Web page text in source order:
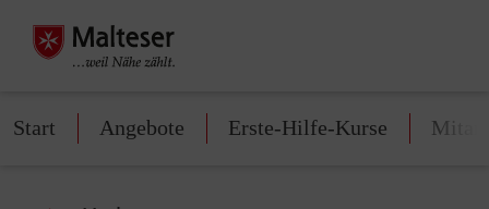
Start Angebote Erste-Hilfe-Kurse